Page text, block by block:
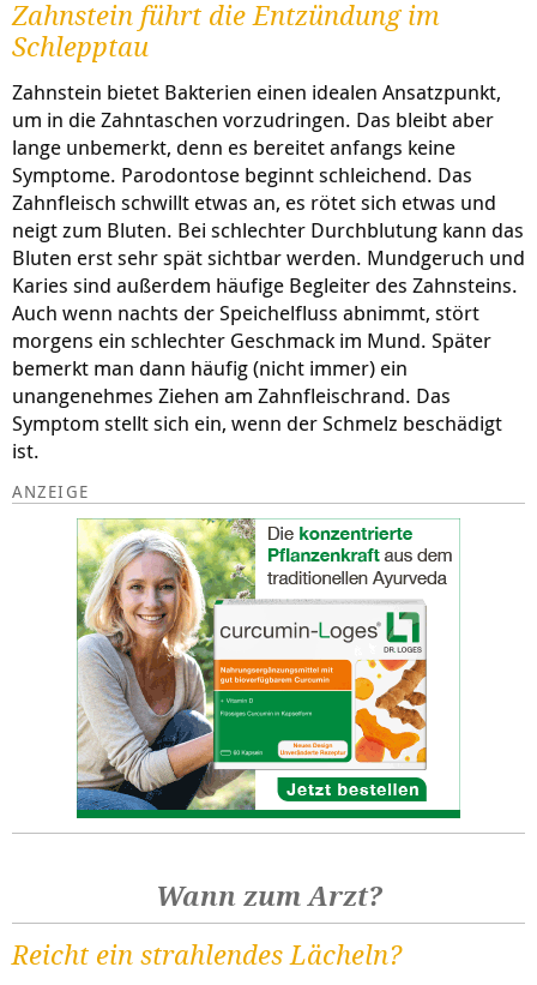
Zahnstein führt die Entzündung im
Schlepptau
Zahnstein bietet Bakterien einen idealen Ansatzpunkt,
um in die Zahntaschen vorzudringen. Das bleibt aber
lange unbemerkt, denn es bereitet anfangs keine
Symptome. Parodontose beginnt schleichend. Das
Zahnfleisch schwillt etwas an, es rötet sich etwas und
neigt zum Bluten. Bei schlechter Durchblutung kann das
Bluten erst sehr spät sichtbar werden. Mundgeruch und
Karies sind außerdem häufige Begleiter des Zahnsteins.
Auch wenn nachts der Speichelfluss abnimmt, stört
morgens ein schlechter Geschmack im Mund. Später
bemerkt man dann häufig (nicht immer) ein
unangenehmes Ziehen am Zahnfleischrand. Das
Symptom stellt sich ein, wenn der Schmelz beschädigt
ist.
Wann zum Arzt?
Reicht ein strahlendes Lächeln?